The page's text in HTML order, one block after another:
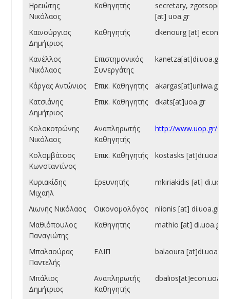
Ηρειώτης
Νικόλαος
Καθηγητής
secretary,
[at] uoa.gr
Καινούργιος
Δημήτριος
Καθηγητής dkenourg [at]
Κανέλλος
Νικόλαος
Επιστημονικός
Συνεργάτης
kanetza[at]di.uoa.gr
Κάργας Αντώνιος Επικ. Καθηγητής
akargas[at]uniwa.gr
Κατσιάνης
Δημήτριος
Επικ. Καθηγητής dkats[at]uoa.gr
Κολοκοτρώνης
Νικόλαος
Αναπληρωτής
Καθηγητής
http://www.uop.gr/
Κολομβάτσος
Κωνσταντίνος
Επικ. Καθηγητής kostasks [at]di.uoa.gr
Κυριακίδης
Μιχαήλ
Ερευνητής mkiriakidis [at]
Λιωνής Νικόλαος Οικονομολόγος
nlionis [at] di.uoa.gr
Μαθιόπουλος
Παναγιώτης
Καθηγητής mathio [at] di.uoa.gr
Μπαλαούρας
Παντελής
ΕΔΙΠ balaoura [at]di.uoa.gr
Μπάλιος
Δημήτριος
Αναπληρωτής
Καθηγητής
dbalios[at]econ.uoa.gr